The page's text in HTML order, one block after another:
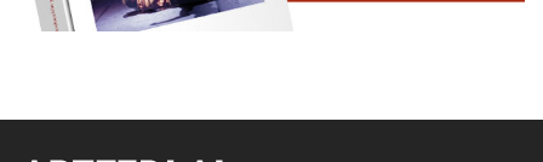
acontecimiento que transforma el espacio. Este